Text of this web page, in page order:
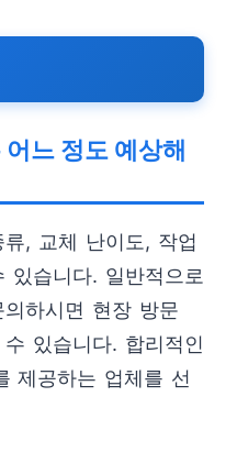
느 정도 예상해
, 교체 난이도, 작업
있습니다. 일반적으로
하시면 현장 방문
있습니다. 합리적인
제공하는 업체를 선